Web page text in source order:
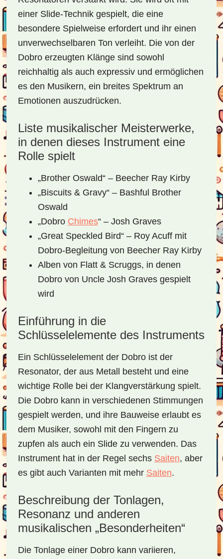
einer Slide-Technik gespielt, die eine
besondere Spielweise erfordert und ihr einen
unverwechselbaren Ton verleiht. Die von der
Dobro erzeugten Klänge sind sowohl
reichhaltig als auch expressiv und ermöglichen
es den Musikern, ein breites Spektrum an
Emotionen auszudrücken.
Liste musikalischer Meisterwerke,
in denen dieses Instrument eine
Rolle spielt
„Brother Oswald“ – Beecher Ray Kirby
„Biscuits & Gravy“ – Bashful Brother
Oswald
„Dobro Chimes“ – Josh Graves
„Great Speckled Bird“ – Roy Acuff mit
Dobro-Begleitung von Beecher Ray Kirby
Alben von Flatt & Scruggs, in denen
Dobro von Uncle Josh Graves gespielt
wird
Einführung in die
Schlüsselelemente des Instruments
Ein Schlüsselelement der Dobro ist der
Resonator, der aus Metall besteht und eine
wichtige Rolle bei der Klangverstärkung spielt.
Die Dobro kann in verschiedenen Stimmungen
gespielt werden, und ihre Bauweise erlaubt es
dem Musiker, sowohl mit den Fingern zu
zupfen als auch ein Slide zu verwenden. Das
Instrument hat in der Regel sechs Saiten, aber
es gibt auch Varianten mit mehr Saiten.
Beschreibung der Tonlagen,
Resonanz und anderen
musikalischen „Besonderheiten“
Die Tonlage einer Dobro kann variieren,